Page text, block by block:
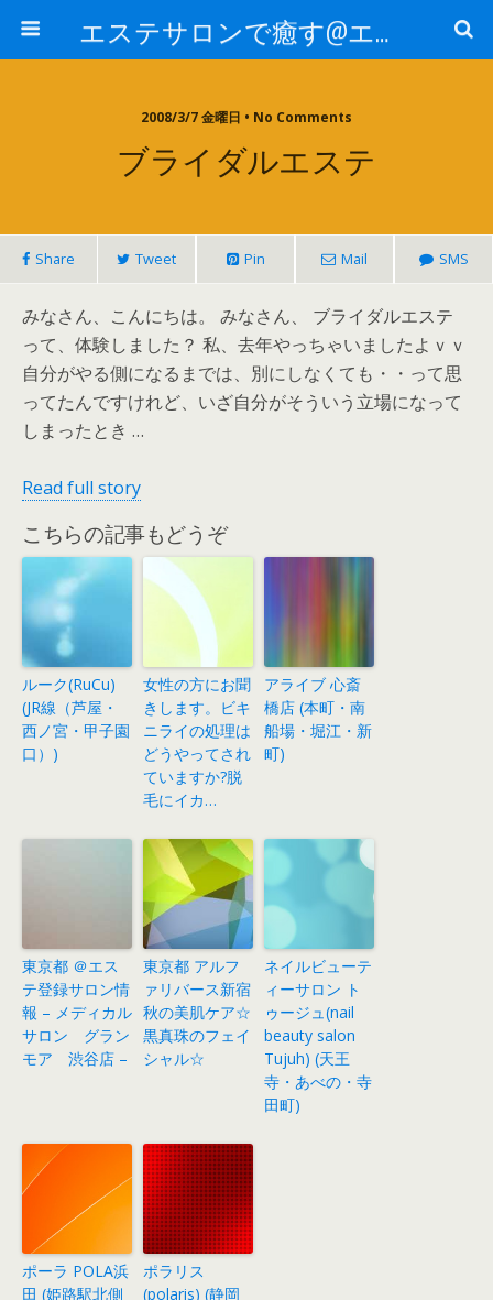
エステサロンで癒す@エステ～全国エステ情報
2008/3/7 金曜日 • No Comments
ブライダルエステ
Share Tweet Pin Mail SMS
みなさん、こんにちは。 みなさん、 ブライダルエステ
って、体験しました？ 私、去年やっちゃいましたよｖｖ
自分がやる側になるまでは、別にしなくても・・って思
ってたんですけれど、いざ自分がそういう立場になって
しまったとき …
Read full story
こちらの記事もどうぞ
ルーク(RuCu)
(JR線（芦屋・
西ノ宮・甲子園
口）)
女性の方にお聞
きします。ビキ
ニライの処理は
どうやってされ
ていますか?脱
毛にイカ…
アライブ 心斎
橋店 (本町・南
船場・堀江・新
町)
東京都 ＠エス
テ登録サロン情
報 – メディカル
サロン グラン
モア 渋谷店 –
東京都 アルフ
ァリバース新宿
秋の美肌ケア☆
黒真珠のフェイ
シャル☆
ネイルビューテ
ィーサロン ト
ゥージュ(nail
beauty salon
Tujuh) (天王
寺・あべの・寺
田町)
ポーラ POLA浜
田 (姫路駅北側
ポラリス
(polaris) (静岡